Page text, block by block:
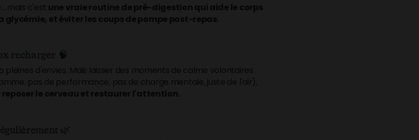
mais c'est une vraie routine de pré-digestion qui aide le corps
glycémie, et éviter les coups de pompe post-repas.
recharger 🧠
pleines d'envies. Mais laisser des moments de calme volontaires
pas de performance, pas de charge mentale, juste de l'air),
le cerveau et restaurer l'attention.
🌿